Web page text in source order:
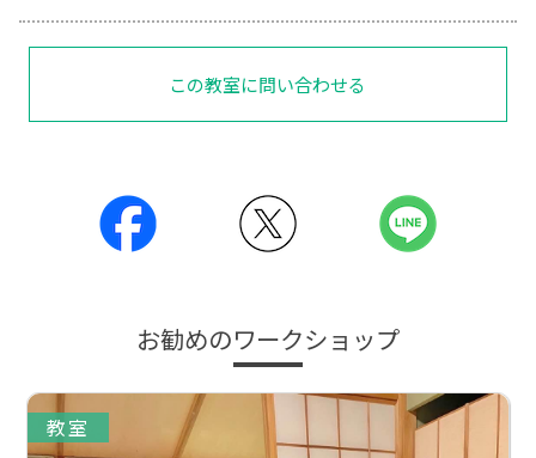
この教室に問い合わせる
お勧めのワークショップ
教室